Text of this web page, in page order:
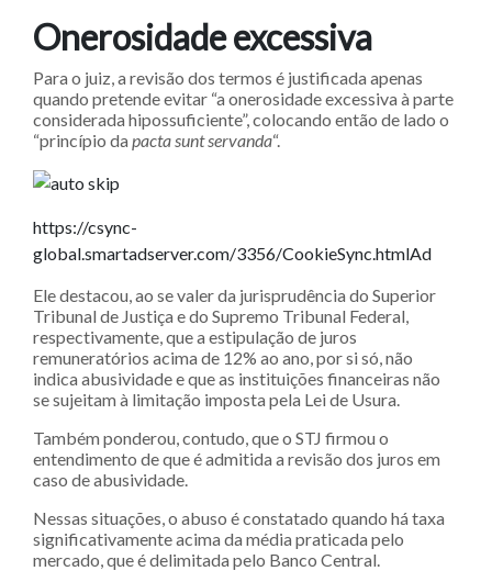
Onerosidade excessiva
Para o juiz, a revisão dos termos é justificada apenas
quando pretende evitar “a onerosidade excessiva à parte
considerada hipossuficiente”, colocando então de lado o
“princípio da pacta sunt servanda“.
https://csync-
global.smartadserver.com/3356/CookieSync.htmlAd
Ele destacou, ao se valer da jurisprudência do Superior
Tribunal de Justiça e do Supremo Tribunal Federal,
respectivamente, que a estipulação de juros
remuneratórios acima de 12% ao ano, por si só, não
indica abusividade e que as instituições financeiras não
se sujeitam à limitação imposta pela Lei de Usura.
Também ponderou, contudo, que o STJ firmou o
entendimento de que é admitida a revisão dos juros em
caso de abusividade.
Nessas situações, o abuso é constatado quando há taxa
significativamente acima da média praticada pelo
mercado, que é delimitada pelo Banco Central.